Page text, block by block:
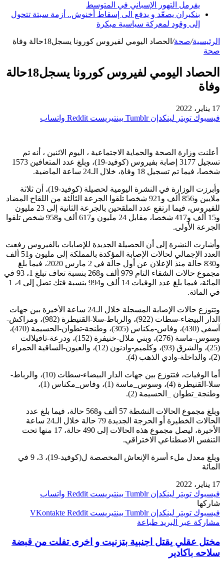
يفرمل التهور الإسباني في المتوسط
بنكيران يصعّد و يدفع الى إسقاط أخنوش.. أزمة سبتة تتحول
إلى وقود لمعركة سياسية مبكرة
الرئيسية/صحة/ الحصاد اليومي لفيروس كورونا يسجل18حالة وفاة
صحة
الحصاد اليومي لفيروس كورونا يسجل18حالة
وفاة
17 يناير، 2022
فيسبوك تويتر لينكدإن بينتيريست واتساب
أعلنت وزارة الصحة والحماية الاجتماعية ، اليوم الاثنين ، أنه تم
تسجيل 3177 إصابة بفيروس (كوفيد-19)، وبلغ عدد المتعافين 1573
شخصا، فيما تم تسجيل 18 وفاة، خلال الـ24 ساعة الماضية.
وأبرزت الوزارة في النشرة اليومية لحصيلة (كوفيد-19)، أن ثلاثة
ملايين و856 ألف و921 شخصا تلقوا الجرعة الثالثة من اللقاح المضاد
للفيروس، فيما ارتفع عدد الملقحين بالجرعة الثانية إلى 23 مليون
و15 ألف و417 شخصا، مقابل 24 مليون و617 ألف و958 شخص تلقوا
الجرعة الأولى.
وأشارت النشرة إلى أن الحصيلة الجديدة للإصابات بالفيروس رفعت
العدد الإجمالي لحالات الإصابة المؤكدة بالمملكة إلى مليون و51 ألف
و830 حالة منذ الإعلان عن أول حالة في 2 مارس 2020، فيما بلغ
مجموع حالات الشفاء التام 979 ألف و268 بنسبة تعاف تبلغ 1، 93 في
المائة، فيما بلغ عدد الوفيات 14 ألف و994 بنسبة فتك تصل إلى 4، 1
في المائة.
وتتوزع حالات الإصابة المسجلة خلال الـ24 ساعة الأخيرة بين جهات
الدار البيضاء-سطات (922)، والرباط-سلا-القنيطرة (982)، ومراكش-
آسفي (430)، وفاس-مكناس (305)، وطنجة-تطوان-الحسيمة (470)،
وسوس-ماسة (276)، وبني ملال-خنيفرة (152)، ودرعة-تافيلالت
(25)، والشرق (93)، وكلميم-وادنون (12)، والعيون-الساقية الحمراء
(2)، والداخلة-وادي الذهب (4).
أما الوفيات، فتتوزع بين جهات الدار البيضاء-سطات (10)، والرباط-
سلا-القنيطرة (4)، وسوس_ماسة (1)، وفاس_مكناس (1)،
وطنجة_تطوان _الحسيمة (2).
وبلغ مجموع الحالات النشطة 57 ألف و568 حالة، فيما بلغ عدد
الحالات الخطيرة أو الحرجة الجديدة 79 حالة خلال الـ24 ساعة
الأخيرة، ليصل مجموع هذه الحالات إلى 490 حالة، 17 منها تحت
التنفس الاصطناعي الاختراقي.
وبلغ معدل ملء أسرة الإنعاش المخصصة ل(كوفيد-19)، 3، 9 في
المائة
17 يناير، 2022
فيسبوك تويتر لينكدإن بينتيريست
واتساب
شاركها
فيسبوك تويتر لينكدإن بينتيريست
مشاركة عبر البريد طباعة
مختل عقلي يقتل اجنبية بتزنيت و اخرى تفلت من قبضة
سلاحه باكادير